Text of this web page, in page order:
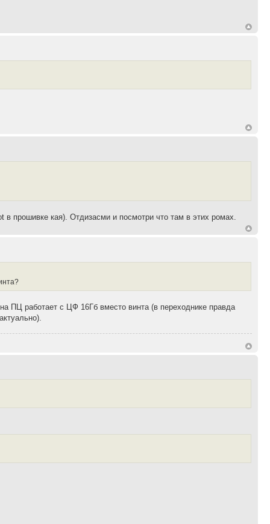
в прошивке кая). Отдизасми и посмотри что там в этих ромах.
ПЦ работает с ЦФ 16Гб вместо винта (в переходнике правда